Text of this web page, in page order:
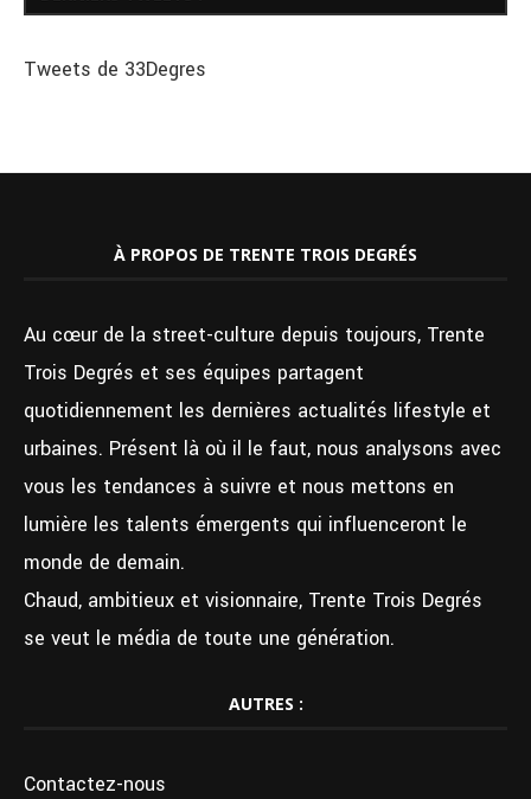
Tweets de 33Degres
À PROPOS DE TRENTE TROIS DEGRÉS
Au cœur de la street-culture depuis toujours, Trente
Trois Degrés et ses équipes partagent
quotidiennement les dernières actualités lifestyle et
urbaines. Présent là où il le faut, nous analysons avec
vous les tendances à suivre et nous mettons en
lumière les talents émergents qui influenceront le
monde de demain.
Chaud, ambitieux et visionnaire, Trente Trois Degrés
se veut le média de toute une génération.
AUTRES :
Contactez-nous